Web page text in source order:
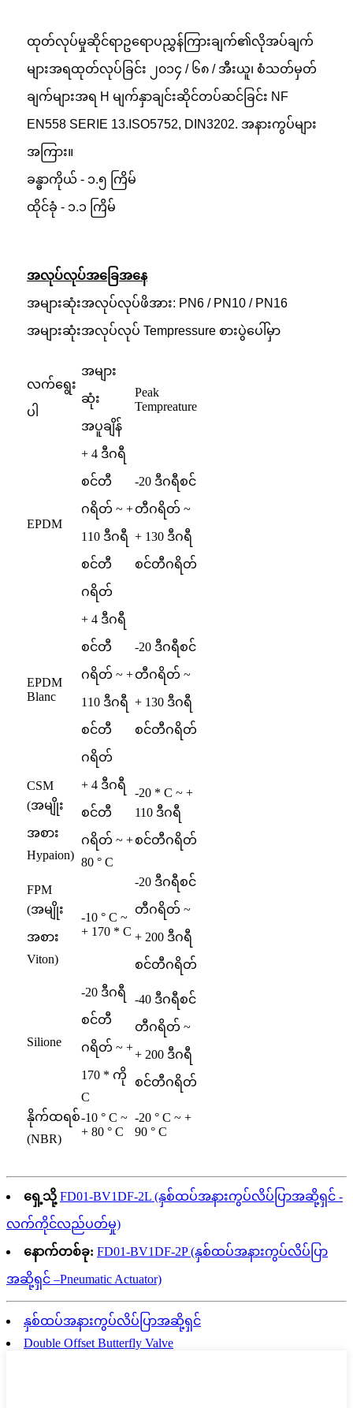
ထုတ်လုပ်မှုဆိုင်ရာဥရောပညွှန်ကြားချက်၏လိုအပ်ချက်
များအရထုတ်လုပ်ခြင်း ၂၀၁၄ / ၆၈ / အီးယူ၊ စံသတ်မှတ်
ချက်များအရ H မျက်နှာချင်းဆိုင်တပ်ဆင်ခြင်း NF
EN558 SERIE 13.ISO5752, DIN3202. အနားကွပ်များ
အကြား။
ခန္ဓာကိုယ် - ၁.၅ ကြိမ်
ထိုင်ခုံ - ၁.၁ ကြိမ်
အလုပ်လုပ်အခြေအနေ
အများဆုံးအလုပ်လုပ်ဖိအား: PN6 / PN10 / PN16
အများဆုံးအလုပ်လုပ် Tempressure စားပွဲပေါ်မှာ
လက်ရွေး
ပါ
အများ
ဆုံး
အပူချိန်
Peak
Tempreature
EPDM
+ 4 ဒီဂရီ
စင်တီ
ဂရိတ် ~ +
110 ဒီဂရီ
စင်တီ
ဂရိတ်
-20 ဒီဂရီစင်
တီဂရိတ် ~
+ 130 ဒီဂရီ
စင်တီဂရိတ်
EPDM
Blanc
+ 4 ဒီဂရီ
စင်တီ
ဂရိတ် ~ +
110 ဒီဂရီ
စင်တီ
ဂရိတ်
-20 ဒီဂရီစင်
တီဂရိတ် ~
+ 130 ဒီဂရီ
စင်တီဂရိတ်
CSM
(အမျိုး
အစား
Hypaion)
+ 4 ဒီဂရီ
စင်တီ
ဂရိတ် ~ +
80 ° C
-20 * C ~ +
110 ဒီဂရီ
စင်တီဂရိတ်
FPM
(အမျိုး
အစား
Viton)
-10 ° C ~
+ 170 * C
-20 ဒီဂရီစင်
တီဂရိတ် ~
+ 200 ဒီဂရီ
စင်တီဂရိတ်
Silione
-20 ဒီဂရီ
စင်တီ
ဂရိတ် ~ +
170 * ကို
C
-40 ဒီဂရီစင်
တီဂရိတ် ~
+ 200 ဒီဂရီ
စင်တီဂရိတ်
နိုက်ထရစ်
(NBR)
-10 ° C ~
+ 80 ° C
-20 ° C ~ +
90 ° C
ရှေ့သို့ FD01-BV1DF-2L (နှစ်ထပ်အနားကွပ်လိပ်ပြာအဆို့ရှင် -
လက်ကိုင်လည်ပတ်မှု)
နောက်တစ်ခု: FD01-BV1DF-2P (နှစ်ထပ်အနားကွပ်လိပ်ပြာ
အဆို့ရှင် –Pneumatic Actuator)
နှစ်ထပ်အနားကွပ်လိပ်ပြာအဆို့ရှင်
Double Offset Butterfly Valve